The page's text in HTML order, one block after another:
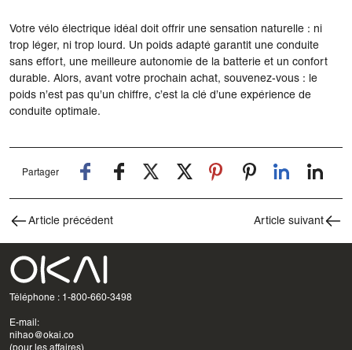
Votre vélo électrique idéal doit offrir une sensation naturelle : ni
trop léger, ni trop lourd. Un poids adapté garantit une conduite
sans effort, une meilleure autonomie de la batterie et un confort
durable. Alors, avant votre prochain achat, souvenez-vous : le
poids n’est pas qu’un chiffre, c’est la clé d’une expérience de
conduite optimale.
Partager
Article précédent Article suivant
Téléphone : 1-800-660-3498
E-mail:
nihao@okai.co
(pour les affaires)